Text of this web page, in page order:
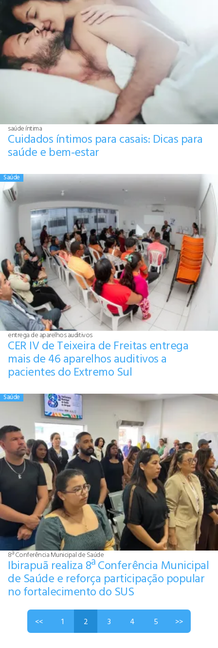
saúde íntima
Cuidados íntimos para casais: Dicas para
saúde e bem-estar
Saúde
entrega de aparelhos auditivos
CER IV de Teixeira de Freitas entrega
mais de 46 aparelhos auditivos a
pacientes do Extremo Sul
Saúde
8ª Conferência Municipal de Saúde
Ibirapuã realiza 8ª Conferência Municipal
de Saúde e reforça participação popular
no fortalecimento do SUS
<< 1 2 3 4 5 >>